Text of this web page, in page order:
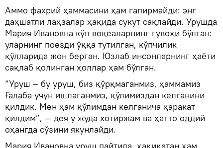
Аммо фахрий ҳаммасини ҳам гапирмайди: энг
даҳшатли лаҳзалар ҳақида сукут сақлайди. Урушда
Мария Ивановна кўп воқеаларнинг гувоҳи бўлган:
уларнинг поезди ўққа тутилган, кўпчилик
қўлларида жон берган. Юзлаб инсонларнинг ҳаёти
сақлаб қолинган ҳоллар ҳам бўлган.
“Уруш – бу уруш, биз қўрқмаганмиз, ҳаммамиз
Ғалаба учун ишлаганмиз, қўлимиздан келганини
қилдик. Мен ҳам қўлимдан келганича ҳаракат
қилдим”, — дея у жуда хотиржам ва ҳатто оддий
оҳангда сўзини якунлайди.
Мария Ивановна уруш пайтида, ҳақиқатан ҳам,